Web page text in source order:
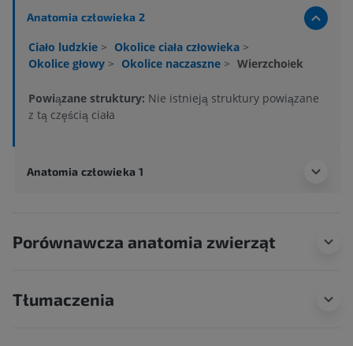
Anatomia człowieka 2
Ciało ludzkie > Okolice ciała człowieka >
Okolice głowy > Okolice naczaszne > Wierzchołek
Powiązane struktury: Nie istnieją struktury powiązane
z tą częścią ciała
Anatomia człowieka 1
Porównawcza anatomia zwierząt
Tłumaczenia